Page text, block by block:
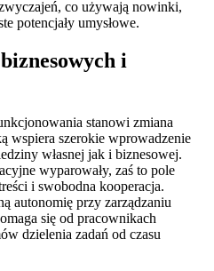
co używają nowinki,
potencjały umysłowe.
i
stanowi zmiana
wspiera szerokie wprowadzenie
własnej jak i biznesowej.
wyparowały, zaś to pole
i swobodna kooperacja.
autonomię przy zarządzaniu
się od pracownikach
dzielenia zadań od czasu